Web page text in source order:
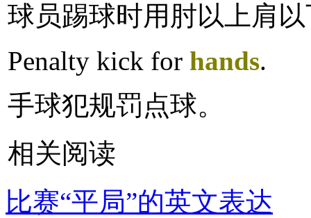
球员踢球时用肘以上肩
Penalty kick for hands.
手球犯规罚点球。
相关阅读
比赛“平局”的英文表达